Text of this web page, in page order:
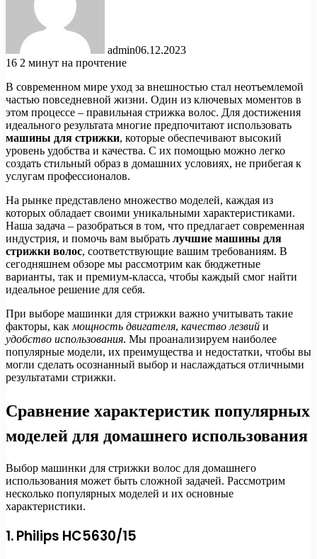
admin06.12.2023
16 2 минут на прочтение
В современном мире уход за внешностью стал неотъемлемой
частью повседневной жизни. Один из ключевых моментов в
этом процессе – правильная стрижка волос. Для достижения
идеального результата многие предпочитают использовать
машины для стрижки, которые обеспечивают высокий
уровень удобства и качества. С их помощью можно легко
создать стильный образ в домашних условиях, не прибегая к
услугам профессионалов.
На рынке представлено множество моделей, каждая из
которых обладает своими уникальными характеристиками.
Наша задача – разобраться в том, что предлагает современная
индустрия, и помочь вам выбрать лучшие машины для
стрижки волос, соответствующие вашим требованиям. В
сегодняшнем обзоре мы рассмотрим как бюджетные
варианты, так и премиум-класса, чтобы каждый смог найти
идеальное решение для себя.
При выборе машинки для стрижки важно учитывать такие
факторы, как мощность двигателя, качество лезвий и
удобство использования. Мы проанализируем наиболее
популярные модели, их преимущества и недостатки, чтобы вы
могли сделать осознанный выбор и наслаждаться отличными
результатами стрижки.
Сравнение характеристик популярных
моделей для домашнего использования
Выбор машинки для стрижки волос для домашнего
использования может быть сложной задачей. Рассмотрим
несколько популярных моделей и их основные
характеристики.
1. Philips HC5630/15